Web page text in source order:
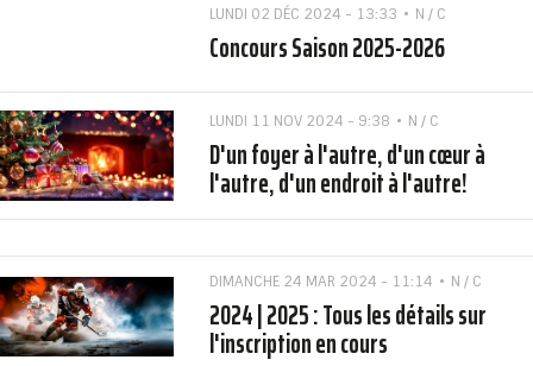
LUNDI 02 DÉC 2024 - 13:33 N / C
Concours Saison 2025-2026
LUNDI 11 NOV 2024 - 9:38 N / C
D'un foyer à l'autre, d'un cœur à
l'autre, d'un endroit à l'autre!
DIMANCHE 24 MAR 2024 - 11:14 N / C
2024 | 2025 : Tous les détails sur
l'inscription en cours